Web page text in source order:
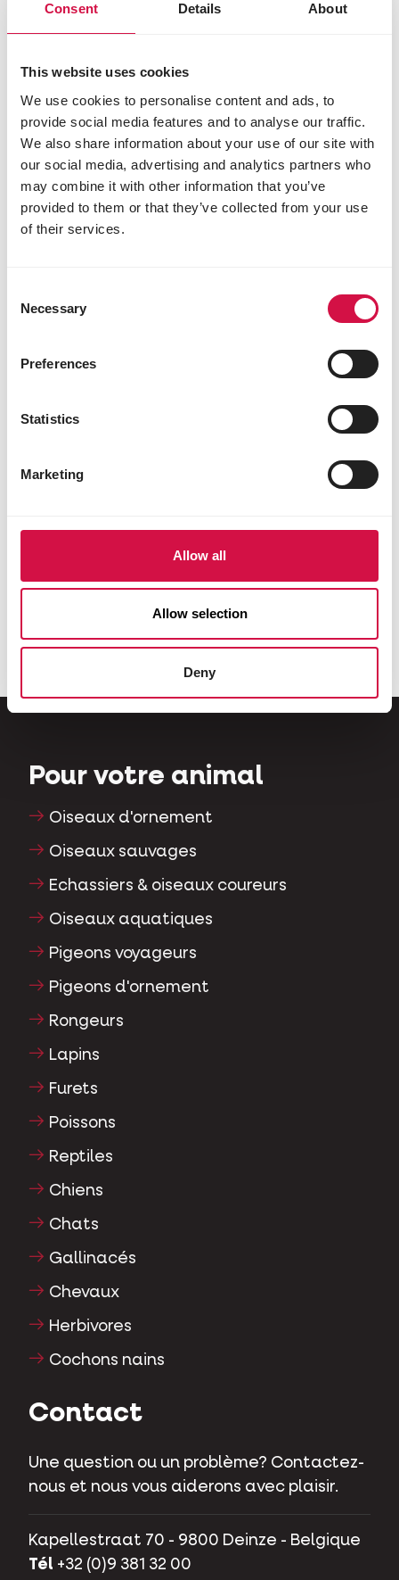
Consent Details About
This website uses cookies
We use cookies to personalise content and ads, to
provide social media features and to analyse our traffic.
We also share information about your use of our site with
our social media, advertising and analytics partners who
may combine it with other information that you’ve
provided to them or that they’ve collected from your use
of their services.
Selection
Necessary
Preferences
Statistics
Marketing
Allow all
Allow selection
Deny
1. Apprenez à votre chien à saisir des jouets à
tirer.
Gardez toujours une attitude
accueillante.
Il est important pour le chien de gagner le
jouet pour recommencer à jouer.
Votre chien préfère jouer seul ? Faites
alors l’exercice avec deux jouets.
le jeu.
Pour votre animal
Oiseaux d'ornement
Oiseaux sauvages
Echassiers & oiseaux coureurs
Oiseaux aquatiques
Pigeons voyageurs
Pigeons d'ornement
Rongeurs
Lapins
Furets
Poissons
Reptiles
Chiens
Chats
Gallinacés
Chevaux
Herbivores
Cochons nains
Contact
Une question ou un problème? Contactez-
nous et nous vous aiderons avec plaisir.
Kapellestraat 70 - 9800 Deinze - Belgique
Tél +32 (0)9 381 32 00